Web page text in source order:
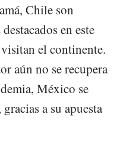
Chile son
en este
el continente.
aún no se recupera
México se
a su apuesta